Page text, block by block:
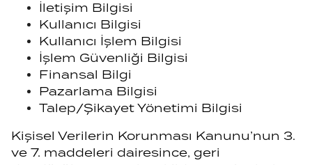
İletişim Bilgisi
Kullanıcı Bilgisi
Kullanıcı İşlem Bilgisi
İşlem Güvenliği Bilgisi
Finansal Bilgi
Pazarlama Bilgisi
Talep/Şikayet Yönetimi Bilgisi
Kişisel Verilerin Korunması Kanunu’nun 3.
ve 7. maddeleri dairesince, geri